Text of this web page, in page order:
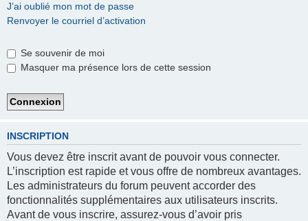
J’ai oublié mon mot de passe
Renvoyer le courriel d’activation
Se souvenir de moi
Masquer ma présence lors de cette session
INSCRIPTION
Vous devez être inscrit avant de pouvoir vous connecter.
L’inscription est rapide et vous offre de nombreux avantages.
Les administrateurs du forum peuvent accorder des
fonctionnalités supplémentaires aux utilisateurs inscrits.
Avant de vous inscrire, assurez-vous d’avoir pris